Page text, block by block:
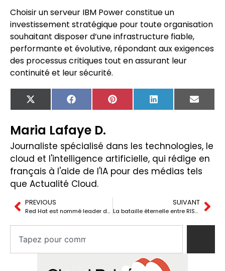
Choisir un serveur IBM Power constitue un
investissement stratégique pour toute organisation
souhaitant disposer d’une infrastructure fiable,
performante et évolutive, répondant aux exigences
des processus critiques tout en assurant leur
continuité et leur sécurité.
X
(Twitter)
FacebookPinterest LinkedIn Email
Maria Lafaye D.
Journaliste spécialisé dans les technologies, le
cloud et l'intelligence artificielle, qui rédige en
français à l'aide de l'IA pour des médias tels
que Actualité Cloud.
PREVIOUS
Red Hat est nommé leader des plateformes de conteneurs pour les environnements multicloud d’ici 2025 par une firme de recherche indépendante
SUIVANT
La bataille éternelle entre RISC et CISC : La guerre du logiciel qui marquera l’avenir